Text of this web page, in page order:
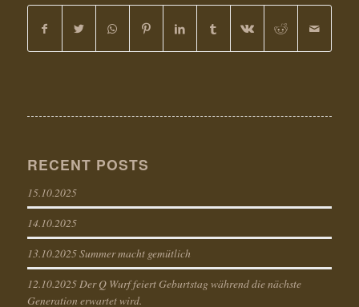
RECENT POSTS
15.10.2025
14.10.2025
13.10.2025 Summer macht gemütlich
12.10.2025 Der Q Wurf feiert Geburtstag während die nächste
Generation erwartet wird.